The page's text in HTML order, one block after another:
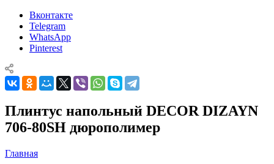
Вконтакте
Telegram
WhatsApp
Pinterest
Плинтус напольный DECOR DIZAYN
706-80SH дюрополимер
Главная